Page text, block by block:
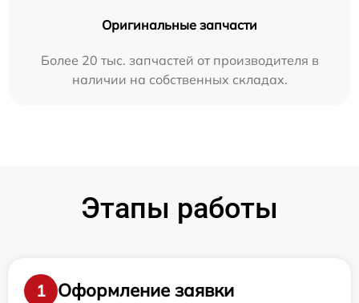
Оригинальные запчасти
Более 20 тыс. запчастей от производителя в
наличии на собственных складах.
Этапы работы
1
Оформление заявки